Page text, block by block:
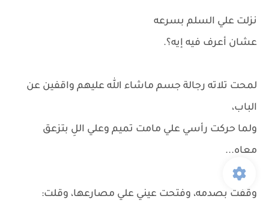
نزلت علي السلم بسرعه
عشان أعرف فيه إيه؟.
لمحت تلاته رجالة جسم ماشاء الله عليهم واقفين عن
الباب،
ولما حركت رأسي علي مامت تميم وعلي اللِ بتزعق
معاه...
وقفت بصدمه، وفتحت عيني علي مصارعها، وقلت: